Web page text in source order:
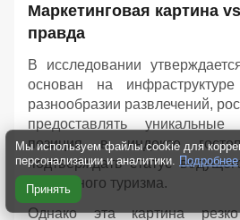
Маркетинговая картина
правда
В исследовании
основан на
разнообразии развлечений,
предоставлять
позиция в индексе
подтверждать статус
роскошного туризма.
Однако эта картина
Мы используем файлы cookie для
персонализации и аналитики. Подробнее
Принять